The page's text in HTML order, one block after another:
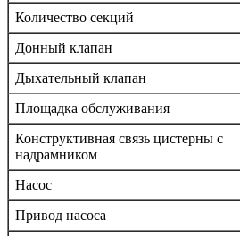
Количество секций
Донный клапан
Дыхательный клапан
Площадка обслуживания
Конструктивная связь цистерны с
надрамником
Насос
Привод насоса